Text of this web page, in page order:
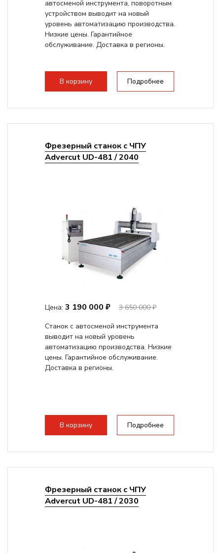
автосменой инструмента, поворотным
устройством выводит на новый
уровень автоматизацию производства.
Низкие цены. Гарантийное
обслуживание. Доставка в регионы.
В корзину Подробнее
Фрезерный станок с ЧПУ
Advercut UD-481 / 2040
Цена: 3 190 000 ₽
3 650 000 ₽
Станок с автосменой инструмента
выводит на новый уровень
автоматизацию производства. Низкие
цены. Гарантийное обслуживание.
Доставка в регионы.
В корзину Подробнее
Фрезерный станок с ЧПУ
Advercut UD-481 / 2030